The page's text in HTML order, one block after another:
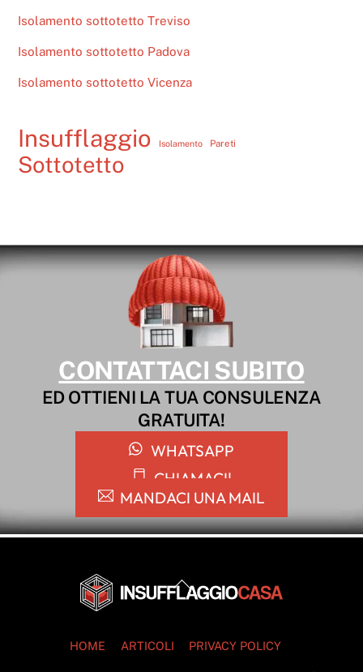
Isolamento sottotetto Treviso
Isolamento sottotetto Padova
Isolamento sottotetto Vicenza
Insufflaggio Isolamento Pareti
Sottotetto
CONTATTACI SUBITO
ED OTTIENI LA TUA CONSULENZA
GRATUITA!
WHATSAPP
CHIAMACI!
MANDACI UNA MAIL
Back
To
HOME
ARTICOLI PRIVACY POLICY